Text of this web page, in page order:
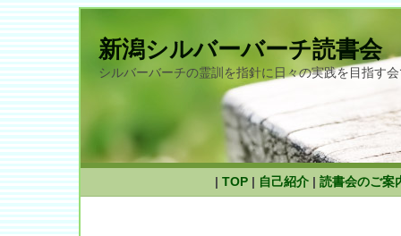
新潟シルバーバーチ読書会
シルバーバーチの霊訓を指針に日々の実践を目指す
| TOP | 自己紹介 | 読書会のご案